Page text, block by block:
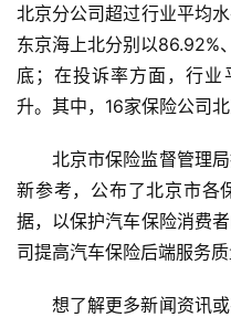
北京分公司超过行业平均
东京海上北分别以86.92%
底；在投诉率方面，行业
升。其中，16家保险公司
北京市保险监督管理
新参考，公布了北京市各
据，以保护汽车保险消费
司提高汽车保险后端服务质
想了解更多新闻资讯